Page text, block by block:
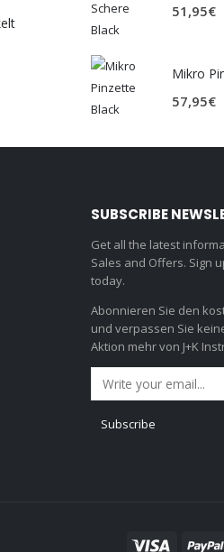
51,95€
Mikro
57,95€
SUBSCRIBE
Get all the latest
Sales and Offers. Sign
today.
Abonnieren Sie den
und verpassen Sie
Aktion mehr von J+K